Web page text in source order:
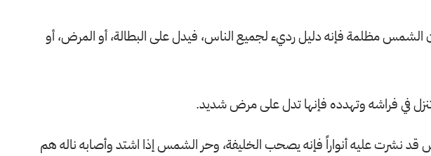
الشمس مظلمة فإنه دليل رديء لجميع الناس، فيدل على البطالة، أو المرض، أو
في فراشه وتهدده فإنها تدل على مرض شديد.
نشرت عليه أنواراً فإنه يصحب الخليفة، وحر الشمس إذا اشتد وأصابه ناله هم